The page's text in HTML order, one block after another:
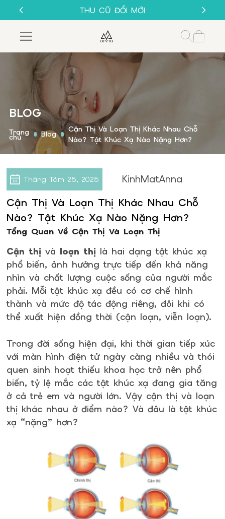
THU CŨ ĐỔI MỚI
GỌNG KÍNH 1K
MUA 1 TẶNG 1
SALE 50%
THU CŨ ĐỔI MỚI
GỌNG KÍNH 1K
BLOG
Trang
chủ Blog
Cận Thị Và Loạn Thị Khác Nhau Chỗ
Nào? Tật Khúc Xạ Nào Nặng Hơn?
Tháng Tám 25, 2025 KinhMatAnna
Cận Thị Và Loạn Thị Khác Nhau Chỗ
Nào? Tật Khúc Xạ Nào Nặng Hơn?
Tổng Quan Về Cận Thị Và Loạn Thị
Cận thị và loạn thị là hai dạng tật khúc xạ
phổ biến, ảnh hưởng trực tiếp đến khả năng
nhìn và chất lượng cuộc sống của người mắc
phải. Mỗi tật khúc xạ đều có cơ chế hình
thành và mức độ tác động riêng, đôi khi có
thể xuất hiện đồng thời (cận loạn, viễn loạn).
Trong đời sống hiện đại, khi thời gian tiếp xúc
với màn hình điện tử ngày càng nhiều và thói
quen sinh hoạt thiếu khoa học trở nên phổ
biến, tỷ lệ mắc các tật khúc xạ đang gia tăng
ở cả trẻ em và người lớn. Vậy cận thị và loạn
thị khác nhau ở điểm nào? Và đâu là tật khúc
xạ “nặng” hơn?